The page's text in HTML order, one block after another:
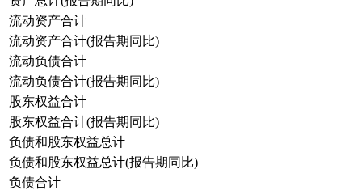
流动资产合计
流动资产合计(报告期同比)
流动负债合计
流动负债合计(报告期同比)
股东权益合计
股东权益合计(报告期同比)
负债和股东权益总计
负债和股东权益总计(报告期同比)
负债合计